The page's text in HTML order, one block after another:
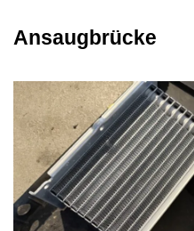
Ansaugbrücke